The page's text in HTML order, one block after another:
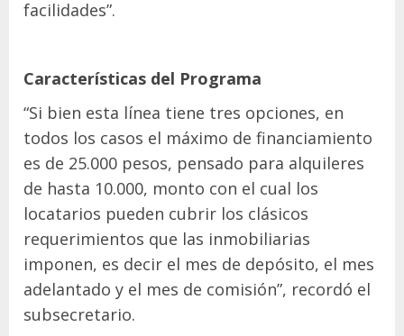
facilidades”.
Características del Programa
“Si bien esta línea tiene tres opciones, en
todos los casos el máximo de financiamiento
es de 25.000 pesos, pensado para alquileres
de hasta 10.000, monto con el cual los
locatarios pueden cubrir los clásicos
requerimientos que las inmobiliarias
imponen, es decir el mes de depósito, el mes
adelantado y el mes de comisión”, recordó el
subsecretario.